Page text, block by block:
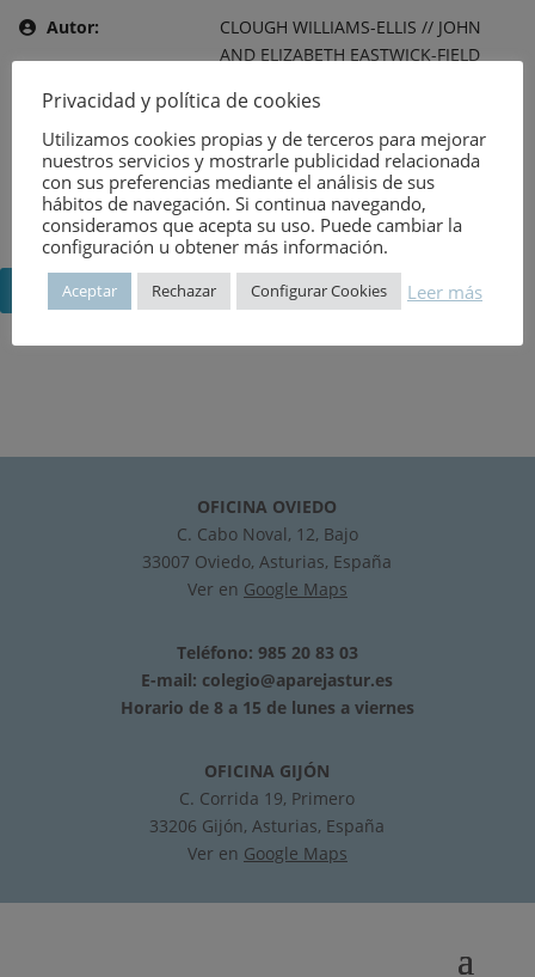
Autor:
CLOUGH WILLIAMS-ELLIS // JOHN
AND ELIZABETH EASTWICK-FIELD
Tema:
IDIOMA EXTRANJERO
Editor:
COUNTRY LIFE LIMITED
Año de publicación:
6 de agosto de 2026
Número:
927
Volver
OFICINA OVIEDO
C. Cabo Noval, 12, Bajo
33007 Oviedo, Asturias, España
Ver en Google Maps
Teléfono: 985 20 83 03
E-mail: colegio@aparejastur.es
Horario de 8 a 15 de lunes a viernes
OFICINA GIJÓN
C. Corrida 19, Primero
33206 Gijón, Asturias, España
Ver en Google Maps
Privacidad y política de cookies
Utilizamos cookies propias y de terceros para mejorar
nuestros servicios y mostrarle publicidad relacionada
con sus preferencias mediante el análisis de sus
hábitos de navegación. Si continua navegando,
consideramos que acepta su uso. Puede cambiar la
configuración u obtener más información.
Aceptar Rechazar Configurar Cookies Leer más